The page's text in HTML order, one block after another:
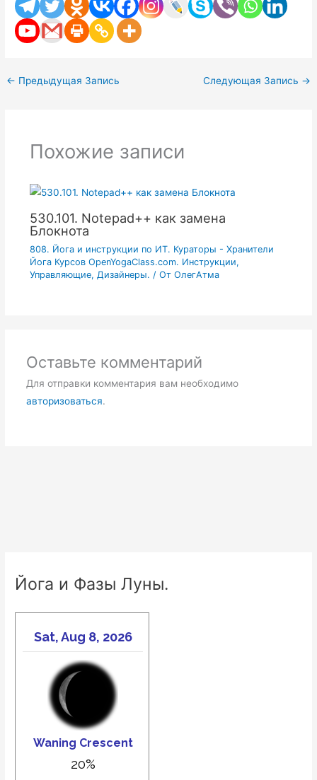
← Предыдущая Запись Следующая Запись →
Похожие записи
530.101. Notepad++ как замена
Блокнота
808. Йога и инструкции по ИТ. Кураторы - Хранители
Йога Курсов OpenYogaClass.com. Инструкции,
Управляющие, Дизайнеры. / От ОлегАтма
Оставьте комментарий
Для отправки комментария вам необходимо
авторизоваться.
Йога и Фазы Луны.